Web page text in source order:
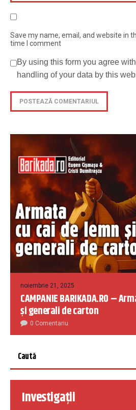
Save my name, email, and website in
time I comment
By using this form you agree
handling of your data by this
noiembrie 21, 2025
CAMPANIE BARIKADA.RO –
și generali de carton
0 Comentariu
Investigații